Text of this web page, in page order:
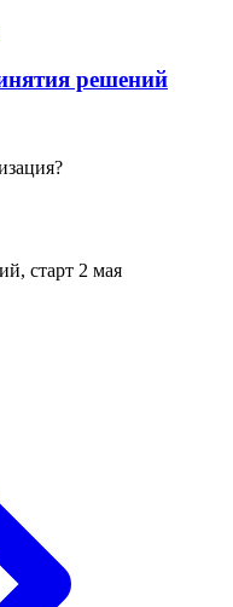
решений
?
старт 2 мая